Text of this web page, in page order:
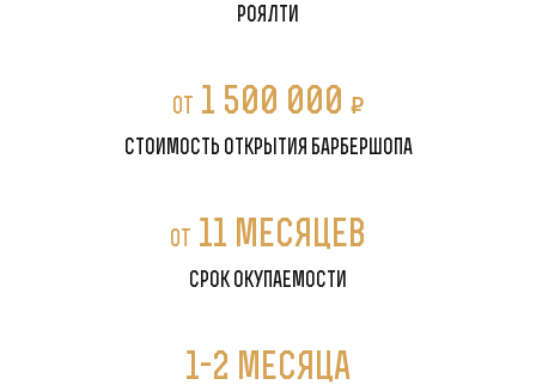
роялти
от 1 500 000 P
стоимость открытия барбершопа
от 11 месяцев
срок окупаемости
1-2 месяца